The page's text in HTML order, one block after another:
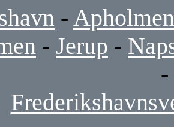
- Apholmen
- Jerup -
-